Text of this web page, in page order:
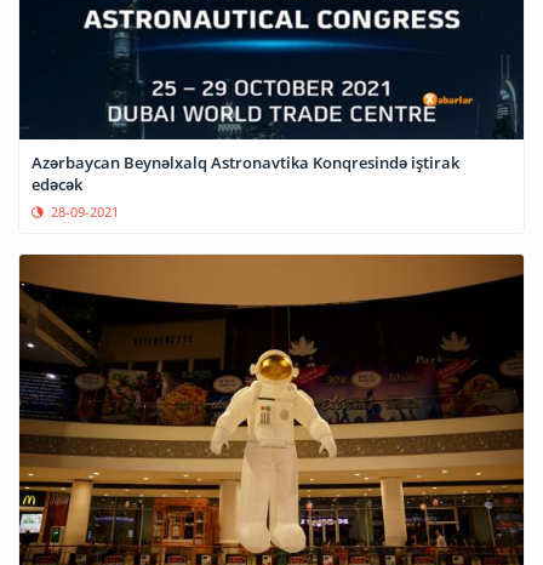
Azərbaycan Beynəlxalq Astronavtika Konqresində iştirak
edəcək
28-09-2021